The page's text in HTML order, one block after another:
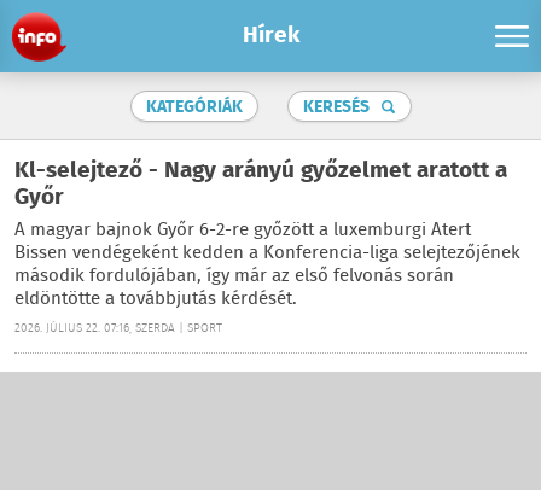
Hírek
KATEGÓRIÁK KERESÉS
Kl-selejtező - Nagy arányú győzelmet aratott a
Győr
A magyar bajnok Győr 6-2-re győzött a luxemburgi Atert
Bissen vendégeként kedden a Konferencia-liga selejtezőjének
második fordulójában, így már az első felvonás során
eldöntötte a továbbjutás kérdését.
2026. JÚLIUS 22. 07:16, SZERDA | SPORT